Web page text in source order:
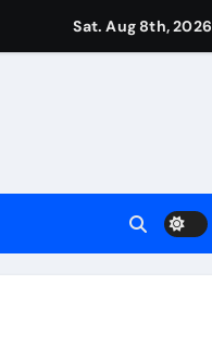
विशाल तिरंगा यात्रा
नहीं
Sat. Aug 8th, 2026